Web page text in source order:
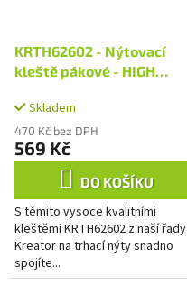
KRTH62602 - Nýtovací
kleště pákové - HIGH
Skladem
470 Kč bez DPH
569 Kč
DO KOŠÍKU
S těmito vysoce kvalitními
kleštěmi KRTH62602 z naší řady
Kreator na trhací nýty snadno
spojíte...